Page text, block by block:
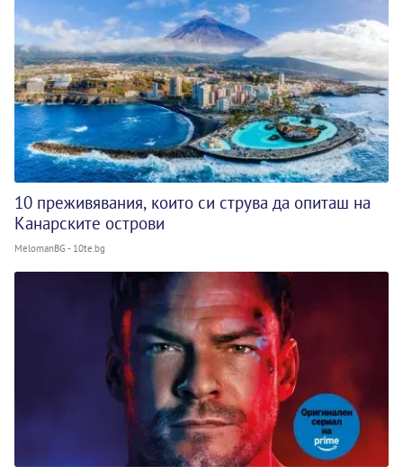
10 преживявания, които си струва да опиташ на
Канарските острови
MelomanBG - 10te.bg